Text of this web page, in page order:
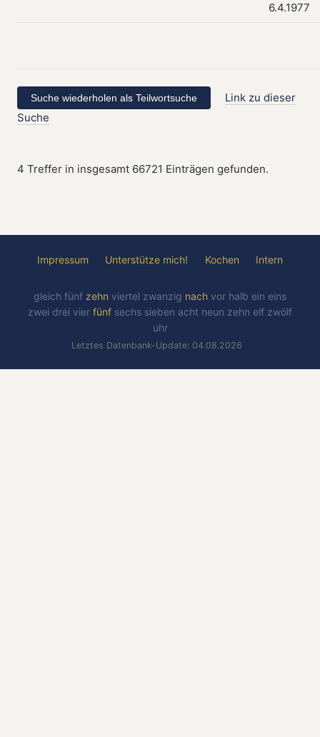
6.4.1977
Link zu dieser
Suche
4 Treffer in insgesamt 66721 Einträgen gefunden.
Impressum Unterstütze mich! Kochen Intern
gleich fünf zehn viertel zwanzig nach vor halb ein eins
zwei drei vier fünf sechs sieben acht neun zehn elf zwölf
uhr
Letztes Datenbank-Update: 04.08.2026